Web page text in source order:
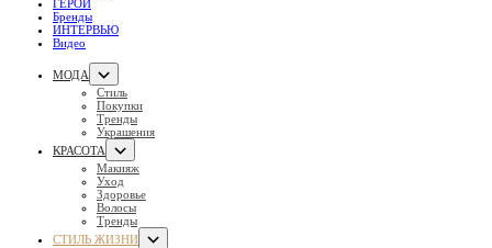
ГЕРОИ
Бренды
ИНТЕРВЬЮ
Видео
МОДА
Стиль
Покупки
Тренды
Украшения
КРАСОТА
Макияж
Уход
Здоровье
Волосы
Тренды
СТИЛЬ ЖИЗНИ